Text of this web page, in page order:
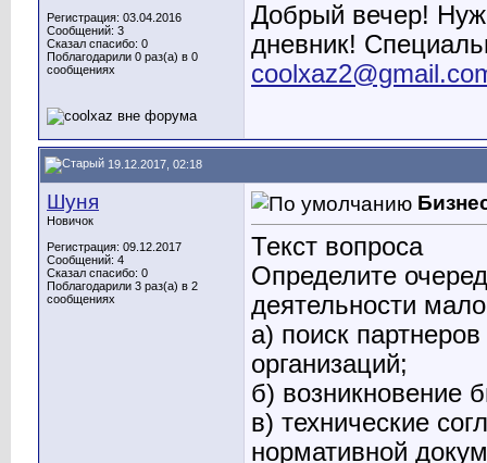
Регистрация: 03.04.2016
Сообщений: 3
Сказал спасибо: 0
Поблагодарили 0 раз(а) в 0
сообщениях
Добрый вечер!
дневник!
19.12.2017, 02:18
Шуня
Новичок
Регистрация: 09.12.2017
Сообщений: 4
Сказал спасибо: 0
Поблагодарили 3 раз(а) в 2
сообщениях
Текст вопроса
Определите
деятельности
а) поиск
организаций;
б) возникновение
в) технические
нормативной